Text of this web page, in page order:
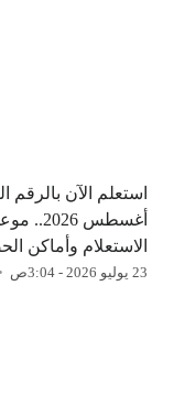
استعلم الآن
أغسطس
الاستعلام وأماكن
23 يوليو 2026 - 3:04ص